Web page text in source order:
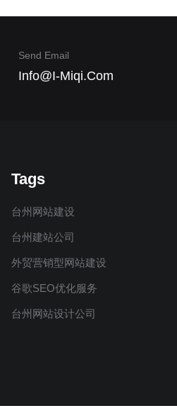
Send Email
Info@i-Miqi.com
Tags
台州网站建设
台州建站公司
外贸营销型网站建设
谷歌SEO优化服务
台州网站设计公司